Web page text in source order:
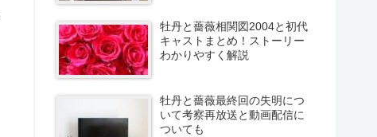
牡丹と薔薇相関図2004と初代
キャストまとめ！ストーリー
わかりやすく解説
牡丹と薔薇最終回の失明につ
いて考察再放送と動画配信に
ついても